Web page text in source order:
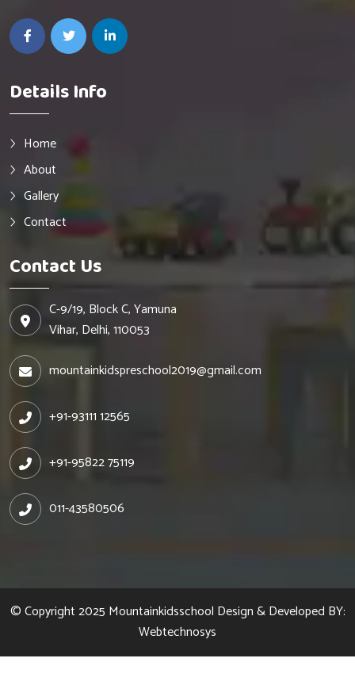
Details Info
Home
About
Gallery
Contact
Contact Us
C-9/19, Block C, Yamuna
Vihar, Delhi, 110053
mountainkidspreschool2019@gmail.com
+91-93111 12565
+91-95822 75119
011-43580506
© Copyright 2025 Mountainkidsschool Design & Developed BY:
Webtechnosys